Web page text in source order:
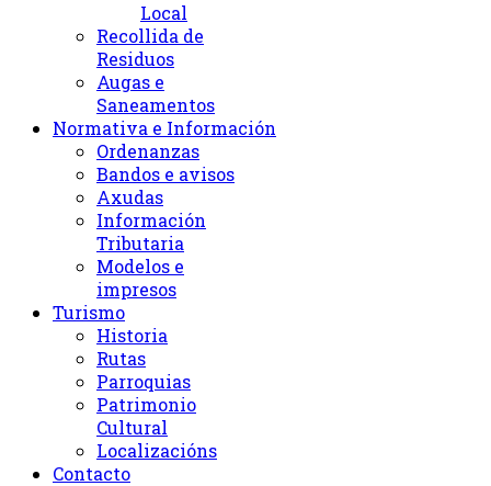
Local
Recollida de
Residuos
Augas e
Saneamentos
Normativa e Información
Ordenanzas
Bandos e avisos
Axudas
Información
Tributaria
Modelos e
impresos
Turismo
Historia
Rutas
Parroquias
Patrimonio
Cultural
Localizacións
Contacto